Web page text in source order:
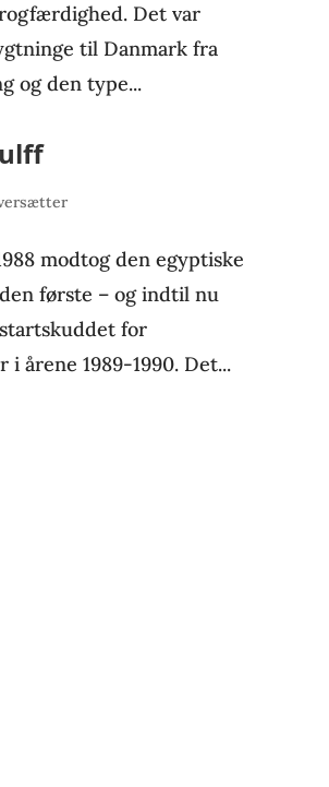
Det var
til Danmark fra
og den type...
modtog den egyptiske
første – og indtil nu
for
årene 1989-1990. Det...